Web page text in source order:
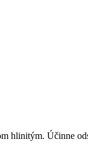
hlinitým. Účinne